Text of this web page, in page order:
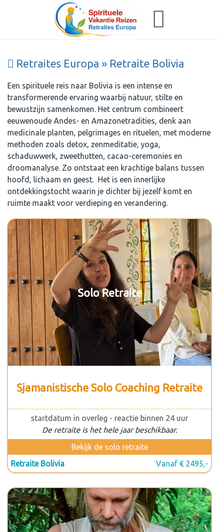
Retraites Europa » Retraite Bolivia
Een spirituele reis naar Bolivia is een intense en
transformerende ervaring waarbij natuur, stilte en
bewustzijn samenkomen. Het centrum combineert
eeuwenoude Andes- en Amazonetradities, denk aan
medicinale planten, pelgrimages en rituelen, met moderne
methoden zoals detox, zenmeditatie, yoga,
schaduwwerk, zweethutten, cacao-ceremonies en
droomanalyse. Zo ontstaat een krachtige balans tussen
hoofd, lichaam en geest. Het is een innerlijke
ontdekkingstocht waarin je dichter bij jezelf komt en
ruimte maakt voor verdieping en verandering.
Solo Retraite
Sjamanistische Solo Coaching Retraite
startdatum in overleg - reactie binnen 24 uur
De retraite is het hele jaar beschikbaar.
Bekijk de solo retraite
Retraite Bolivia
Vanaf € 2495,-